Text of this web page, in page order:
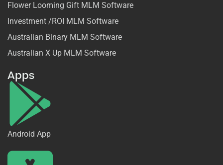
Flower Looming Gift MLM Software
Investment /ROI MLM Software
Australian Binary MLM Software
Australian X Up MLM Software
Apps
Android App